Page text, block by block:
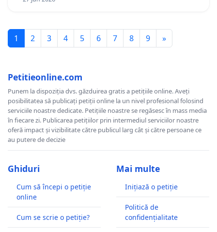
1 2 3 4 5 6 7 8 9 »
Petitieonline.com
Punem la dispoziția dvs. găzduirea gratis a petițiile online. Aveți
posibilitatea să publicați petiții online la un nivel profesional folosind
serviciile noastre dedicate. Petițiile noastre se regăsesc în mass media
în fiecare zi. Publicarea petițiilor prin intermediul serviciilor noastre
oferă impact și vizibilitate către publicul larg cât și către persoane ce
au putere de decizie
Ghiduri
Cum să începi o petiție
online
Cum se scrie o petiție?
Mai multe
Inițiază o petiție
Politică de
confidențialitate